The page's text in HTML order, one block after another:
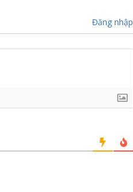
Đăng nhập